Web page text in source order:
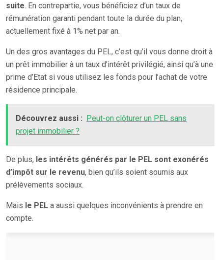
suite. En contrepartie, vous bénéficiez d’un taux de
rémunération garanti pendant toute la durée du plan,
actuellement fixé à 1% net par an.
Un des gros avantages du PEL, c’est qu’il vous donne droit à
un prêt immobilier à un taux d’intérêt privilégié, ainsi qu’à une
prime d’Etat si vous utilisez les fonds pour l’achat de votre
résidence principale.
Découvrez aussi : Peut-on clôturer un PEL sans
projet immobilier ?
De plus, les intérêts générés par le PEL sont exonérés
d’impôt sur le revenu, bien qu’ils soient soumis aux
prélèvements sociaux.
Mais le PEL a aussi quelques inconvénients à prendre en
compte.